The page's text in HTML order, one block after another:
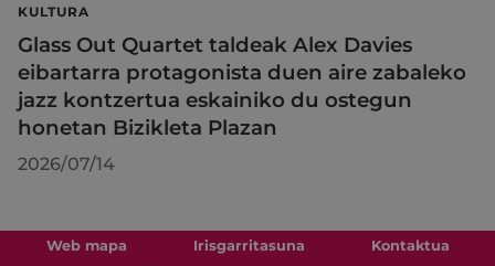
KULTURA
Glass Out Quartet taldeak Alex Davies
eibartarra protagonista duen aire zabaleko
jazz kontzertua eskainiko du ostegun
honetan Bizikleta Plazan
2026/07/14
Web mapa Irisgarritasuna
Kontaktua